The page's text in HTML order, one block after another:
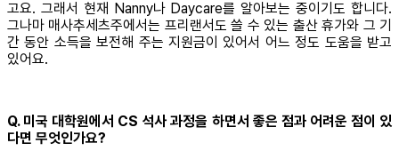
고요. 그래서 현재 Nanny나 Daycare를 알아보는 중이기도 합니다.
그나마 매사추세츠주에서는 프리랜서도 쓸 수 있는 출산 휴가와 그 기
간 동안 소득을 보전해 주는 지원금이 있어서 어느 정도 도움을 받고
있어요.
Q. 미국 대학원에서 CS 석사 과정을 하면서 좋은 점과 어려운 점이 있
다면 무엇인가요?